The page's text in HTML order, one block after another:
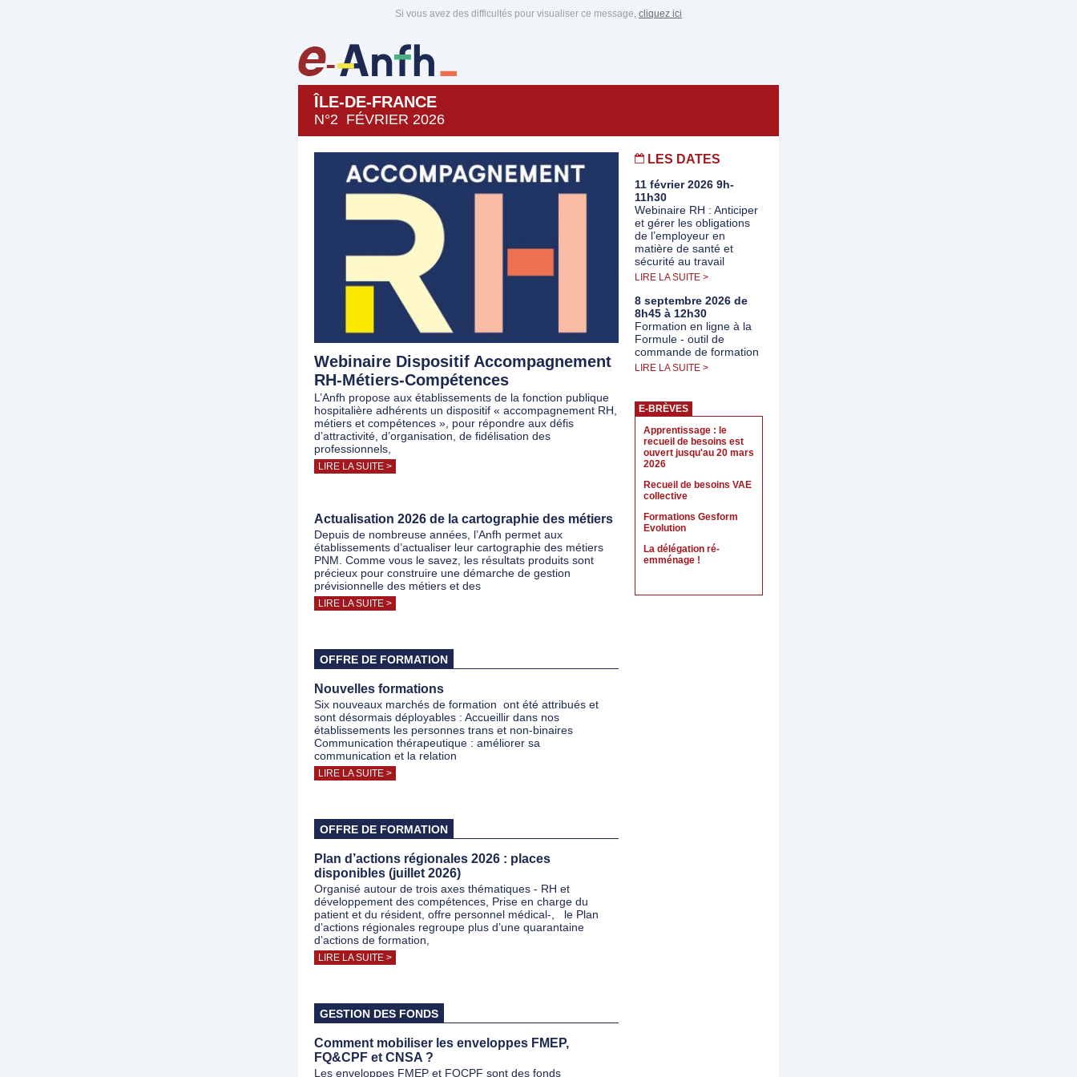
Si vous avez des difficultés pour visualiser ce message, cliquez ici
ÎLE-DE-FRANCE
N°2 FÉVRIER 2026
Webinaire Dispositif Accompagnement
RH-Métiers-Compétences
L’Anfh propose aux établissements de la fonction publique
hospitalière adhérents un dispositif « accompagnement RH,
métiers et compétences », pour répondre aux défis
d’attractivité, d’organisation, de fidélisation des
professionnels,
LIRE LA SUITE >
Actualisation 2026 de la cartographie des métiers
Depuis de nombreuse années, l’Anfh permet aux
établissements d’actualiser leur cartographie des métiers
PNM. Comme vous le savez, les résultats produits sont
précieux pour construire une démarche de gestion
prévisionnelle des métiers et des
LIRE LA SUITE >
OFFRE DE FORMATION
Nouvelles formations
Six nouveaux marchés de formation ont été attribués et
sont désormais déployables : Accueillir dans nos
établissements les personnes trans et non-binaires
Communication thérapeutique : améliorer sa
communication et la relation
LIRE LA SUITE >
OFFRE DE FORMATION
Plan d’actions régionales 2026 : places
disponibles (juillet 2026)
Organisé autour de trois axes thématiques - RH et
développement des compétences, Prise en charge du
patient et du résident, offre personnel médical-, le Plan
d’actions régionales regroupe plus d’une quarantaine
d’actions de formation,
LIRE LA SUITE >
GESTION DES FONDS
Comment mobiliser les enveloppes FMEP,
FQ&CPF et CNSA ?
Les enveloppes FMEP et FQCPF sont des fonds
LES DATES
11 février 2026 9h-
11h30
Webinaire RH : Anticiper
et gérer les obligations
de l’employeur en
matière de santé et
sécurité au travail
LIRE LA SUITE >
8 septembre 2026 de
8h45 à 12h30
Formation en ligne à la
Formule - outil de
commande de formation
LIRE LA SUITE >
E-BRÈVES
Apprentissage : le
recueil de besoins est
ouvert jusqu'au 20 mars
2026
Recueil de besoins VAE
collective
Formations Gesform
Evolution
La délégation ré-
emménage !